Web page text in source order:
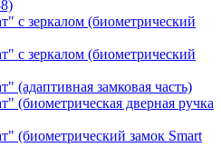
с зеркалом (биометрический
с зеркалом (биометрический
(адаптивная замковая часть)
(биометрическая дверная ручка
(биометрический замок Smart